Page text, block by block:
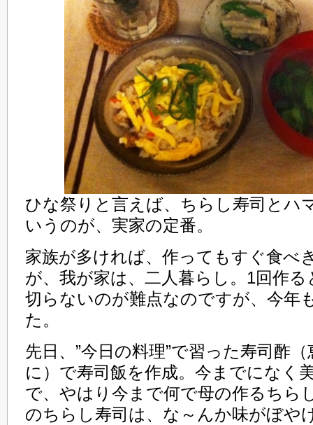
ひな祭りと言えば、ちらし寿司とハ
いうのが、実家の定番。
家族が多ければ、作ってもすぐ食べ
が、我が家は、二人暮らし。1回作
切らないのが難点なのですが、今年
た。
先日、”今日の料理”で習った寿司酢
に）で寿司飯を作成。今までになく
で、やはり今まで何で母の作るちら
のちらし寿司は、な～んか味がぼや